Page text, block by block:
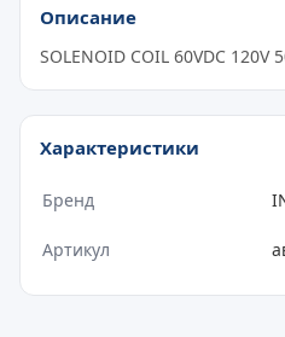
Описание
SOLENOID COIL 60VDC 120V
Характеристики
Бренд
Артикул